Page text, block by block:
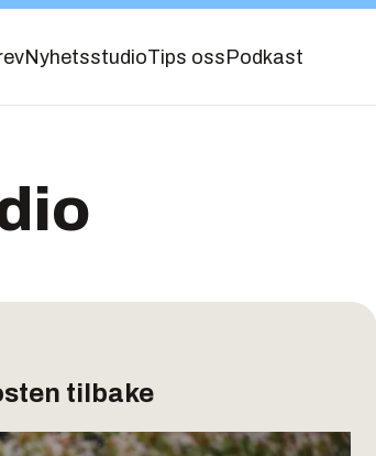
NyhetsstudioTips oss Podkast
tilbake